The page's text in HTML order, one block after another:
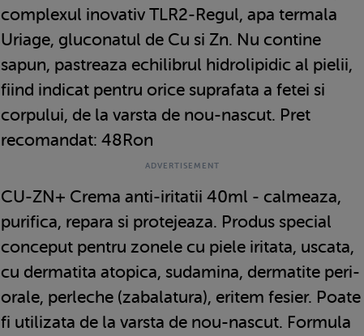
complexul inovativ TLR2-Regul, apa termala
Uriage, gluconatul de Cu si Zn. Nu contine
sapun, pastreaza echilibrul hidrolipidic al pielii,
fiind indicat pentru orice suprafata a fetei si
corpului, de la varsta de nou-nascut. Pret
recomandat: 48Ron
CU-ZN+ Crema anti-iritatii 40ml - calmeaza,
purifica, repara si protejeaza. Produs special
conceput pentru zonele cu piele iritata, uscata,
cu dermatita atopica, sudamina, dermatite peri-
orale, perleche (zabalatura), eritem fesier. Poate
fi utilizata de la varsta de nou-nascut. Formula